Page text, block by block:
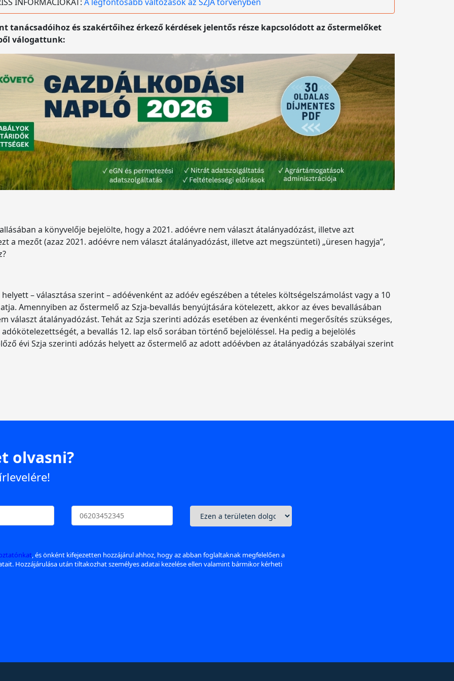
tanácsadóihoz és szakértőihez érkező kérdések jelentős része kapcsolódott az őstermelőket
válogattunk:
a könyvelője bejelölte, hogy a 2021. adóévre nem választ átalányadózást, illetve azt
a mezőt (azaz 2021. adóévre nem választ átalányadózást, illetve azt megszünteti) „üresen hagyja”,
– választása szerint – adóévenként az adóév egészében a tételes költségelszámolást vagy a 10
Amennyiben az őstermelő az Szja-bevallás benyújtására kötelezett, akkor az éves bevallásában
választ átalányadózást. Tehát az Szja szerinti adózás esetében az évenkénti megerősítés szükséges,
a bevallás 12. lap első sorában történő bejelöléssel. Ha pedig a bejelölés
évi Szja szerinti adózás helyett az őstermelő az adott adóévben az átalányadózás szabályai szerint
olvasni?
, és önként kifejezetten hozzájárul ahhoz, hogy az abban foglaltaknak megfelelően a
Hozzájárulása után tiltakozhat személyes adatai kezelése ellen valamint bármikor kérheti